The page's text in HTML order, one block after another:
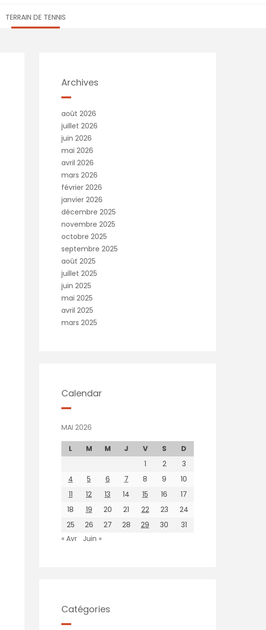
TERRAIN DE TENNIS
Archives
août 2026
juillet 2026
juin 2026
mai 2026
avril 2026
mars 2026
février 2026
janvier 2026
décembre 2025
novembre 2025
octobre 2025
septembre 2025
août 2025
juillet 2025
juin 2025
mai 2025
avril 2025
mars 2025
Calendar
MAI 2026
L M M J V S
D
1
2
3
4
5 6 7 8 9
10
11
12 13 14 15 16
17
18
19 20 21 22 23
24
25
26 27 28 29 30
31
« Avr
Juin »
Catégories